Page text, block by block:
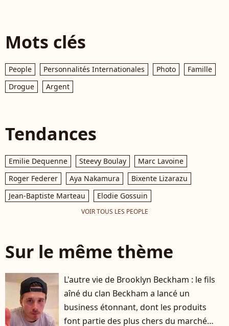
Mots clés
People Personnalités Internationales Photo
Famille
Drogue
Argent
Tendances
Emilie Dequenne Steevy Boulay
Marc Lavoine
Roger Federer
Aya Nakamura
Bixente Lizarazu
Jean-Baptiste Marteau
Elodie Gossuin
VOIR TOUS LES PEOPLE
Sur le même thème
L'autre vie de Brooklyn Beckham : le fils
aîné du clan Beckham a lancé un
business étonnant, dont les produits
font partie des plus chers du marché